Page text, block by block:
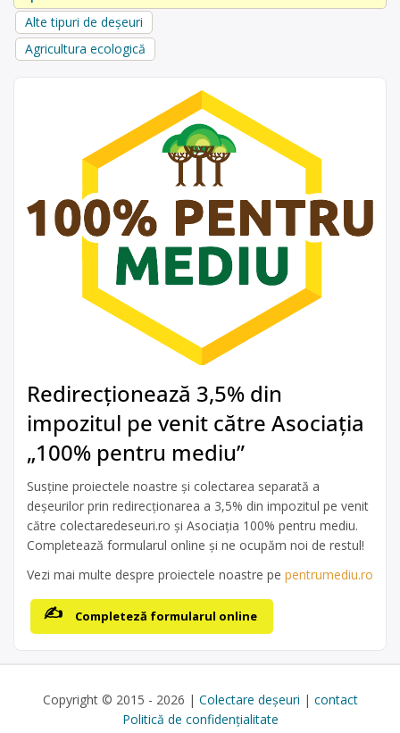
Alte tipuri de deșeuri
Agricultura ecologică
Redirecționează 3,5% din
impozitul pe venit către Asociația
„100% pentru mediu”
Susține proiectele noastre și colectarea separată a
deșeurilor prin redirecționarea a 3,5% din impozitul pe venit
către colectaredeseuri.ro și Asociația 100% pentru mediu.
Completează formularul online și ne ocupăm noi de restul!
Vezi mai multe despre proiectele noastre pe pentrumediu.ro
Completeză formularul online
Copyright © 2015 - 2026 | Colectare deșeuri | contact
Politică de confidențialitate